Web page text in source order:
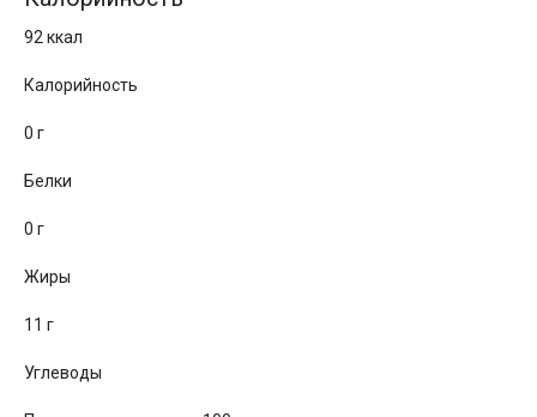
92 ккал
Калорийность
0 г
Белки
0 г
Жиры
11 г
Углеводы